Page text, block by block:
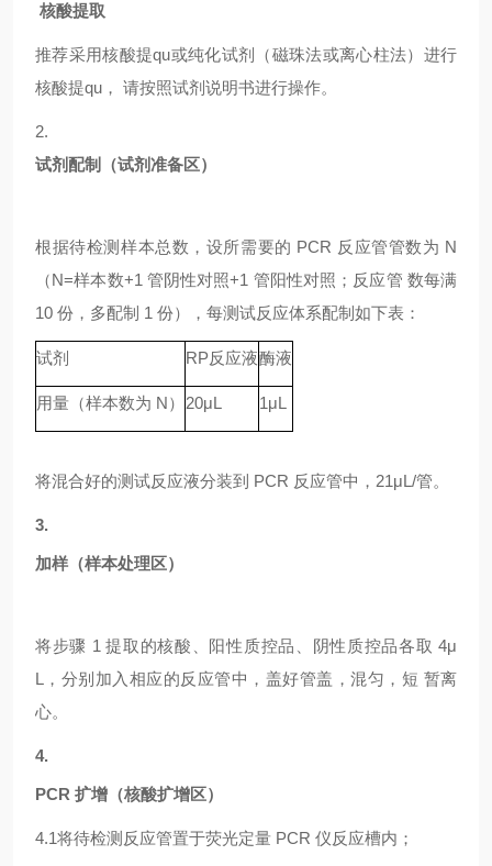
核酸提取
推荐采用核酸提qu或纯化试剂（磁珠法或离心柱法）进行
核酸提qu， 请按照试剂说明书进行操作。
2.
试剂配制（试剂准备区）
根据待检测样本总数，设所需要的 PCR 反应管管数为 N
（N=样本数+1 管阴性对照+1 管阳性对照；反应管 数每满
10 份，多配制 1 份），每测试反应体系配制如下表：
试剂 RP反应液酶液
用量（样本数为 N） 20μL 1μL
将混合好的测试反应液分装到 PCR 反应管中，21μL/管。
3.
加样（样本处理区）
将步骤 1 提取的核酸、阳性质控品、阴性质控品各取 4μ
L，分别加入相应的反应管中，盖好管盖，混匀，短 暂离
心。
4.
PCR 扩增（核酸扩增区）
4.1将待检测反应管置于荧光定量 PCR 仪反应槽内；